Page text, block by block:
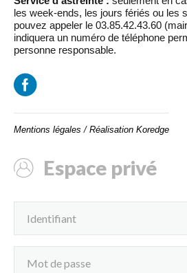
les week-ends, les jours fériés ou les
pouvez appeler le 03.85.42.43.60
indiquera un numéro de téléphone
personne responsable.
Mentions légales / Réalisation Koredge
Espace privé